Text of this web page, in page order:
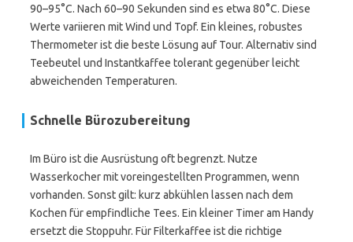
90–95°C. Nach 60–90 Sekunden sind es etwa 80°C. Diese
Werte variieren mit Wind und Topf. Ein kleines, robustes
Thermometer ist die beste Lösung auf Tour. Alternativ sind
Teebeutel und Instantkaffee tolerant gegenüber leicht
abweichenden Temperaturen.
Schnelle Bürozubereitung
Im Büro ist die Ausrüstung oft begrenzt. Nutze
Wasserkocher mit voreingestellten Programmen, wenn
vorhanden. Sonst gilt: kurz abkühlen lassen nach dem
Kochen für empfindliche Tees. Ein kleiner Timer am Handy
ersetzt die Stoppuhr. Für Filterkaffee ist die richtige